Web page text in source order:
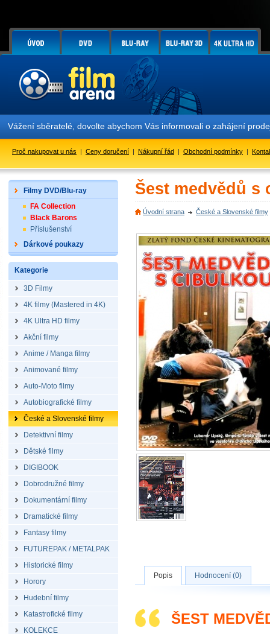
Vážení sběratelé, dovolte abychom Vás informovali o zahájení
Proč nakupovat u nás | Ceny doručení | Nákupní řád | Obchodní podmínky |
Filmy DVD/Blu-ray
FA Collection
Black Barons
Příslušenství
Dárkové poukazy
Kategorie
3D Filmy
4K filmy (Mastered in 4K)
4K Ultra HD filmy
Akční filmy
Anime / Manga filmy
Animované filmy
Auto-Moto filmy
Autobiografické filmy
České a Slovenské filmy
Detektivní filmy
Dětské filmy
DIGIBOOK
Dobrodružné filmy
Dokumentární filmy
Dramatické filmy
Fantasy filmy
FUTUREPAK / METALPAK
Historické filmy
Horory
Hudební filmy
Katastrofické filmy
KOLEKCE
Šest medvědů s
Úvodní strana České a Slovenské filmy
Popis Hodnocení (0)
ŠEST